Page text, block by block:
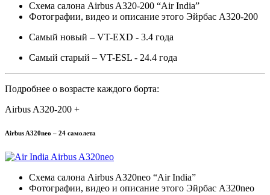
Схема салона Airbus A320-200 “Air India”
Фотографии, видео и описание этого Эйрбас A320-200
Самый новый – VT-EXD - 3.4 года
Самый старый – VT-ESL - 24.4 года
Подробнее о возрасте каждого борта:
Airbus A320-200 +
Airbus A320neo – 24 самолета
Схема салона Airbus A320neo “Air India”
Фотографии, видео и описание этого Эйрбас A320neo